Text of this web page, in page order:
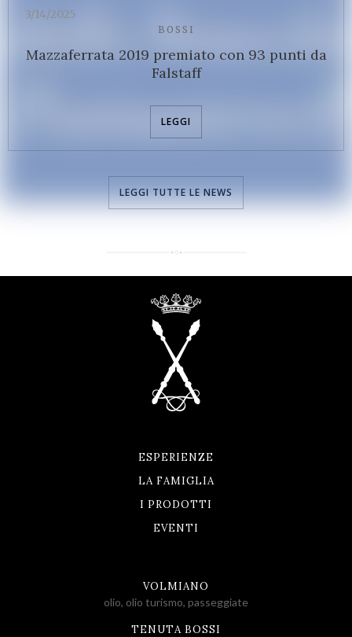
3/14/2025
BOSSI
Mazzaferrata 2019 premiato con 93 punti da
Falstaff
LEGGI
LEGGI TUTTE LE NEWS
ESPERIENZE
LA FAMIGLIA
I PRODOTTI
EVENTI
VOLMIANO
olio, olio turismo, passeggiate
TENUTA BOSSI